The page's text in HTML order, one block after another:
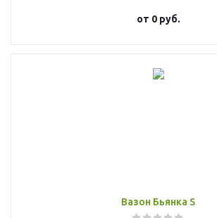
от 0 руб.
Вазон Бьянка S